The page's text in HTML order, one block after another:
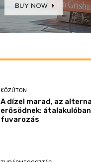
KÖZÚTON
A dízel marad, az
erősödnek:
fuvarozás